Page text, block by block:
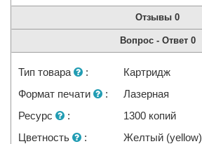
Отзывы 0
Вопрос - Ответ 0
Тип товара :
Картридж
Формат печати
:
Лазерная
Ресурс
:
1300 копий
Цветность
:
Желтый (yellow)